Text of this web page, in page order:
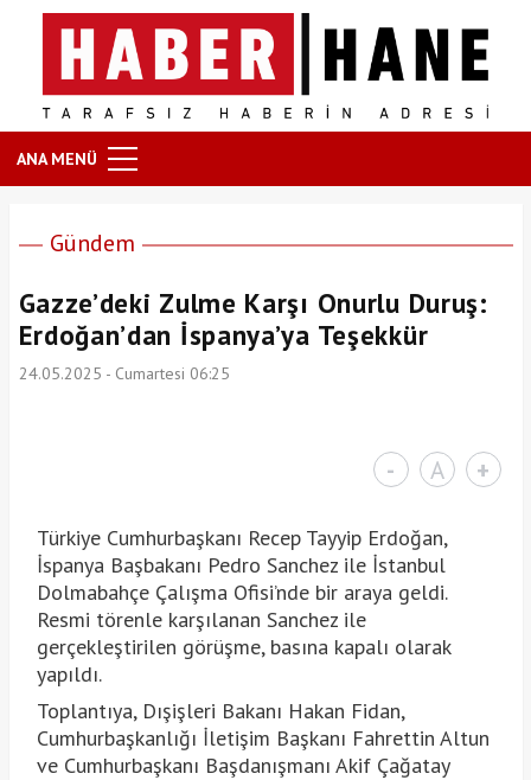
ANA MENÜ
Gündem
Gazze’deki Zulme Karşı Onurlu Duruş:
Erdoğan’dan İspanya’ya Teşekkür
24.05.2025 - Cumartesi 06:25
- A +
Türkiye Cumhurbaşkanı Recep Tayyip Erdoğan,
İspanya Başbakanı Pedro Sanchez ile İstanbul
Dolmabahçe Çalışma Ofisi’nde bir araya geldi.
Resmi törenle karşılanan Sanchez ile
gerçekleştirilen görüşme, basına kapalı olarak
yapıldı.
Toplantıya, Dışişleri Bakanı Hakan Fidan,
Cumhurbaşkanlığı İletişim Başkanı Fahrettin Altun
ve Cumhurbaşkanı Başdanışmanı Akif Çağatay